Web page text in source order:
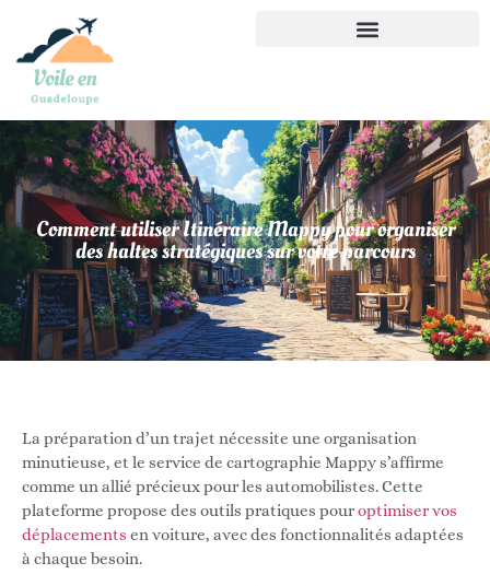
Comment utiliser Itinéraire Mappy pour organiser
des haltes stratégiques sur votre parcours
La préparation d’un trajet nécessite une organisation
minutieuse, et le service de cartographie Mappy s’affirme
comme un allié précieux pour les automobilistes. Cette
plateforme propose des outils pratiques pouroptimiser vos
déplacements en voiture, avec des fonctionnalités adaptées
à chaque besoin.